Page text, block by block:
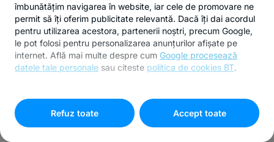
îmbunătățim navigarea în website, iar cele de promovare ne
permit să îți oferim publicitate relevantă. Dacă îți dai acordul
pentru utilizarea acestora, partenerii noștri, precum Google,
le pot folosi pentru personalizarea anunțurilor afișate pe
internet. Află mai multe despre cum Google procesează
datele tale personale sau citeste politica de cookies BT.
cookies"
Refuz toate
Accept toate